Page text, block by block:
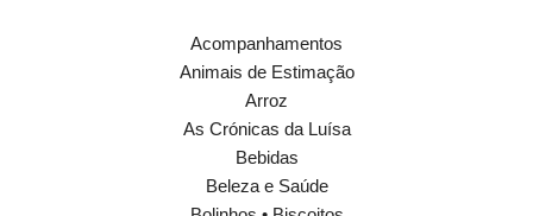
Acompanhamentos
Animais de Estimação
Arroz
As Crónicas da Luísa
Bebidas
Beleza e Saúde